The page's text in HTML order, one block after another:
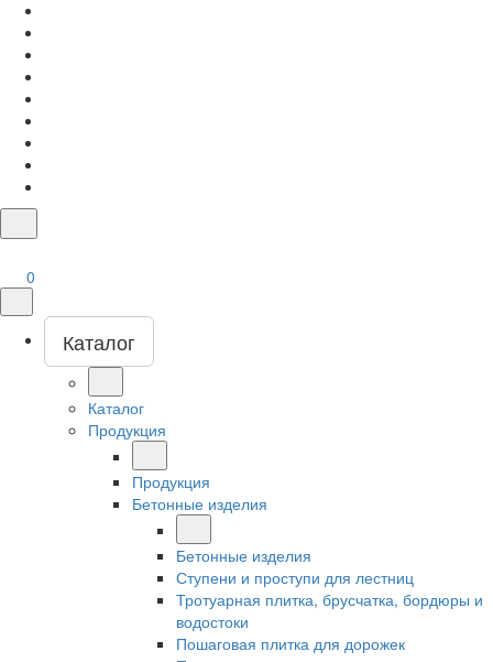
0
Каталог
Каталог
Продукция
Продукция
Бетонные изделия
Бетонные изделия
Ступени и проступи для лестниц
Тротуарная плитка, брусчатка, бордюры и
водостоки
Пошаговая плитка для дорожек